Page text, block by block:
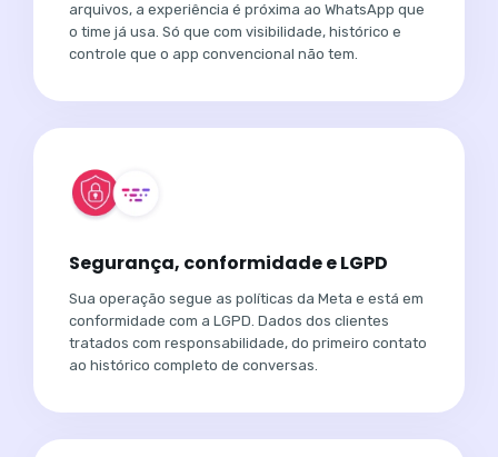
arquivos, a experiência é próxima ao WhatsApp que
o time já usa. Só que com visibilidade, histórico e
controle que o app convencional não tem.
Segurança, conformidade e LGPD
Sua operação segue as políticas da Meta e está em
conformidade com a LGPD. Dados dos clientes
tratados com responsabilidade, do primeiro contato
ao histórico completo de conversas.